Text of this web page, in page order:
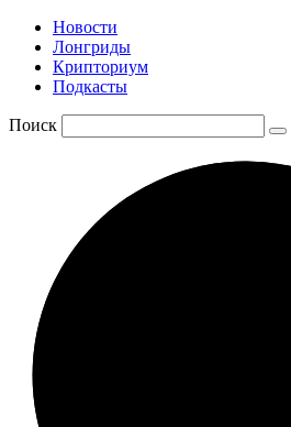
Новости
Лонгриды
Крипториум
Подкасты
Поиск